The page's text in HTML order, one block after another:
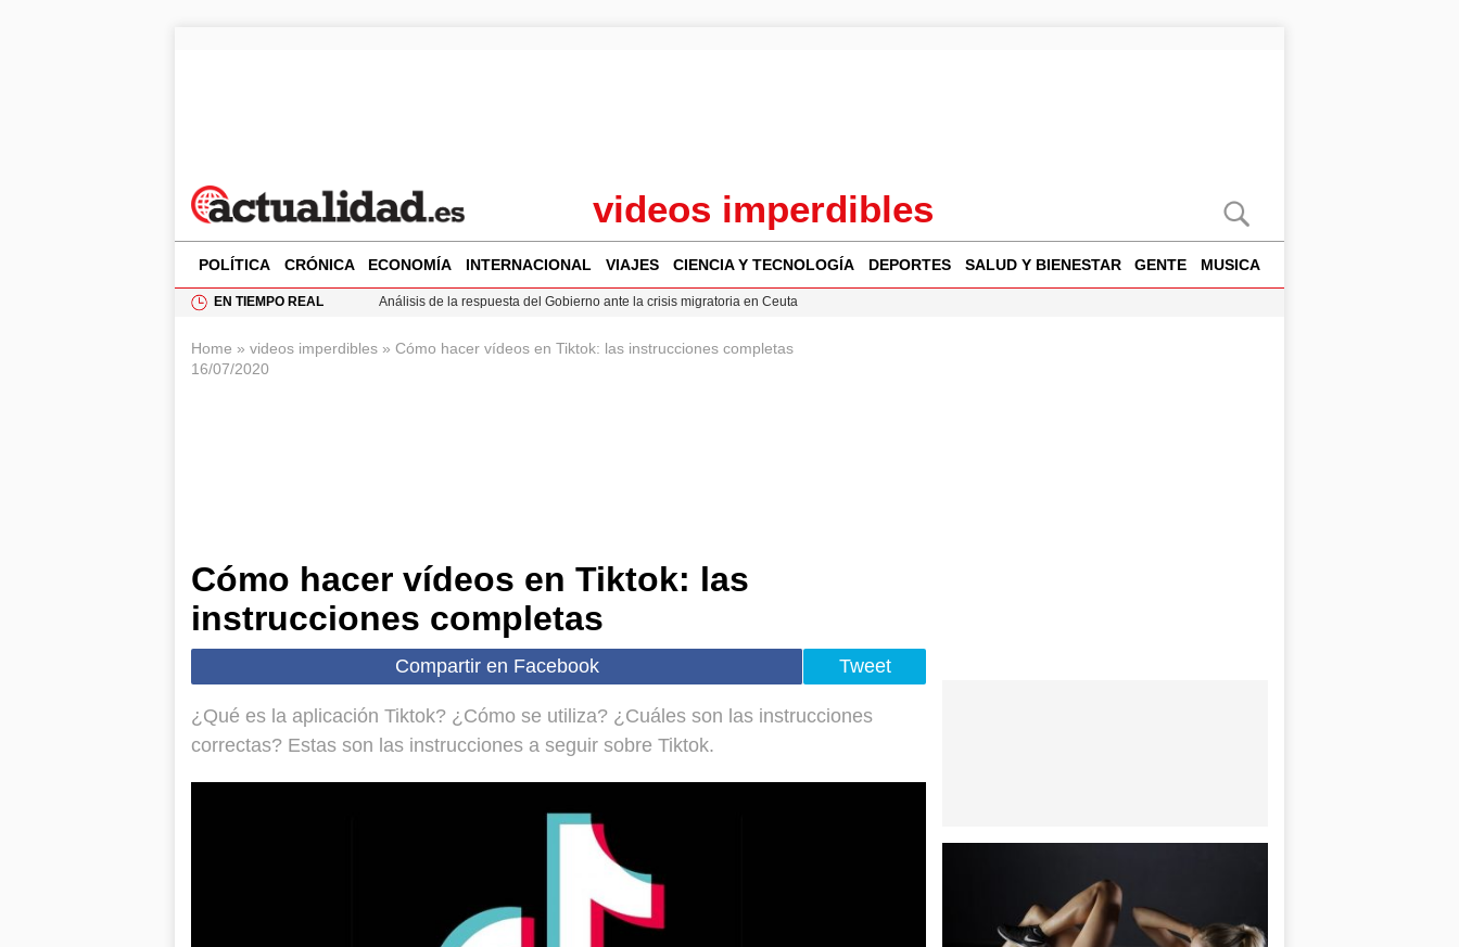
videos imperdibles
POLÍTICA CRÓNICA ECONOMÍA INTERNACIONAL VIAJES CIENCIA Y TECNOLOGÍA DEPORTES SALUD Y BIENESTAR GENTE MUSICA
EN TIEMPO REAL
Análisis de la respuesta del Gobierno ante la crisis migratoria en Ceuta
Felipe VI recibe a Juan Jesús Vivas en Palma para analizar la situación en Ceuta
Home » videos imperdibles » Cómo hacer vídeos en Tiktok: las instrucciones completas
16/07/2020
Cómo hacer vídeos en Tiktok: las
instrucciones completas
Compartir en Facebook Tweet
¿Qué es la aplicación Tiktok? ¿Cómo se utiliza? ¿Cuáles son las instrucciones
correctas? Estas son las instrucciones a seguir sobre Tiktok.